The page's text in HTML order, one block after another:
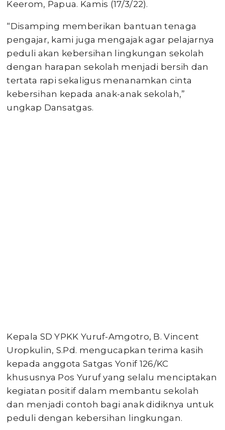
Keerom, Papua. Kamis (17/3/22).
“Disamping memberikan bantuan tenaga
pengajar, kami juga mengajak agar pelajarnya
peduli akan kebersihan lingkungan sekolah
dengan harapan sekolah menjadi bersih dan
tertata rapi sekaligus menanamkan cinta
kebersihan kepada anak-anak sekolah,”
ungkap Dansatgas.
Kepala SD YPKK Yuruf-Amgotro, B. Vincent
Uropkulin, S.Pd. mengucapkan terima kasih
kepada anggota Satgas Yonif 126/KC
khususnya Pos Yuruf yang selalu menciptakan
kegiatan positif dalam membantu sekolah
dan menjadi contoh bagi anak didiknya untuk
peduli dengan kebersihan lingkungan.